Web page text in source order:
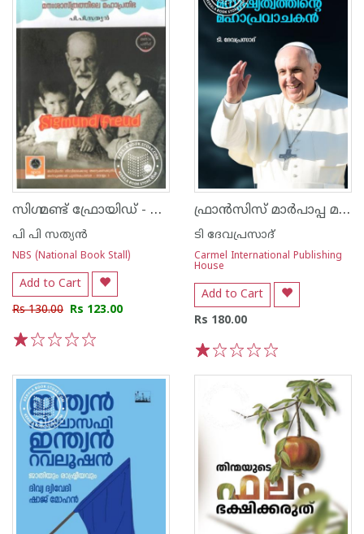
സിഗ്മണ്ട് ഫ്രോയിഡ് - മനഃശാസ്ത്രത്തിലെ മഹാപ്രതിഭ
പി പി സത്യന്‍
NBS (National Book Stall)
Add to Cart
Rs 130.00 Rs 123.00
ഫ്രാൻസിസ് മാർപാപ്പ മനുഷ്യത്വത്തിന്റെ മഹാപ്രവാചകൻ
ടി ദേവപ്രസാദ്
Carmel International Publishing
House
Add to Cart
Rs 180.00